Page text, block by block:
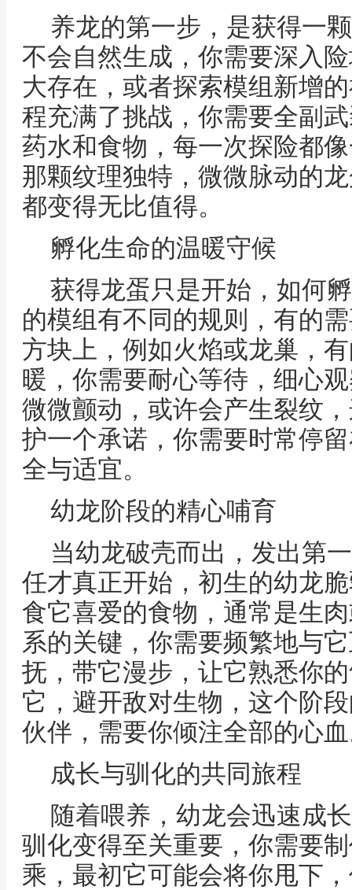
养龙的第一步，是获得一
不会自然生成，你需要深入
大存在，或者探索模组新增
程充满了挑战，你需要全副
药水和食物，每一次探险都
那颗纹理独特，微微脉动的
都变得无比值得。
孵化生命的温暖守候
获得龙蛋只是开始，如何
的模组有不同的规则，有的
方块上，例如火焰或龙巢，
暖，你需要耐心等待，细心
微微颤动，或许会产生裂纹
护一个承诺，你需要时常停
全与适宜。
幼龙阶段的精心哺育
当幼龙破壳而出，发出第
任才真正开始，初生的幼龙
食它喜爱的食物，通常是生
系的关键，你需要频繁地与
抚，带它漫步，让它熟悉你
它，避开敌对生物，这个阶
伙伴，需要你倾注全部的心
成长与驯化的共同旅程
随着喂养，幼龙会迅速成
驯化变得至关重要，你需要
乘，最初它可能会将你甩下